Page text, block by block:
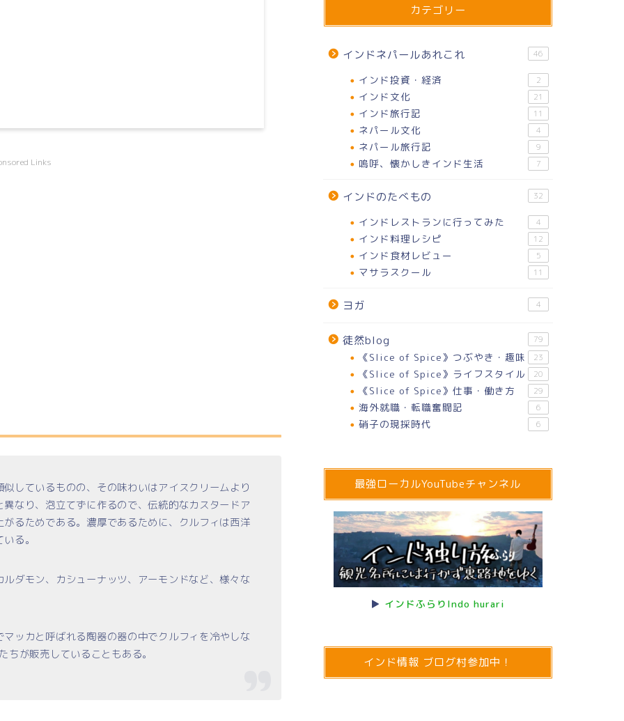
Links
しているものの、その味わいはアイスクリームより
なり、泡立てずに作るので、伝統的なカスタードア
るためである。濃厚であるために、クルフィは西洋
る。
ダモン、カシューナッツ、アーモンドなど、様々な
ッカと呼ばれる陶器の器の中でクルフィを冷やしな
が販売していることもある。
カテゴリー
インドネパールあれこれ 46
インド投資・経済 2
インド文化 21
インド旅行記 11
ネパール文化 4
ネパール旅行記 9
嗚呼、懐かしきインド生活 7
インドのたべもの 32
インドレストランに行ってみた 4
インド料理レシピ 12
インド食材レビュー 5
マサラスクール 11
ヨガ 4
徒然blog 79
《Slice of Spice》つぶやき・趣味 23
《Slice of Spice》ライフスタイル 20
《Slice of Spice》仕事・働き方 29
海外就職・転職奮闘記 6
硝子の現採時代 6
最強ローカルYouTubeチャンネル
▶ インドふらりIndo hurari
インド情報 ブログ村参加中！